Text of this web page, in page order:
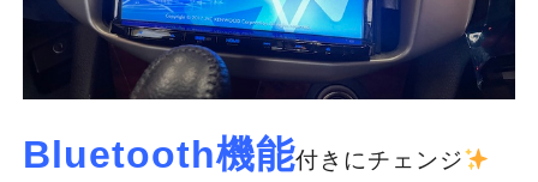
Bluetooth機能付きにチェンジ